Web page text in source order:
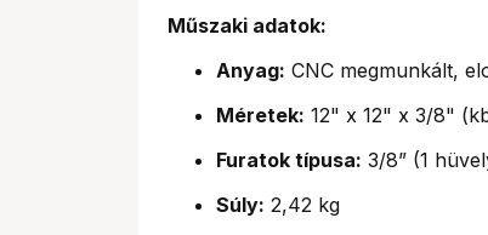
Műszaki adatok:
Anyag: CNC megmunkált,
Méretek: 12" x 12" x 3/8"
Furatok típusa: 3/8” (1
Súly: 2,42 kg